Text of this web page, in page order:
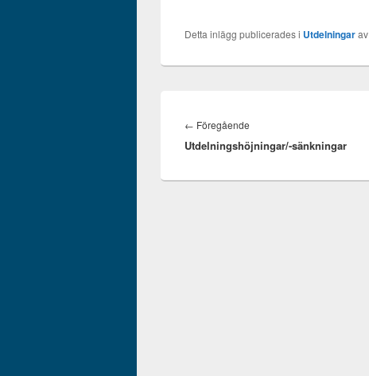
Detta inlägg publicerades i Utdelningarav
← Föregående
inlägg:
Utdelningshöjningar/-sänkningar